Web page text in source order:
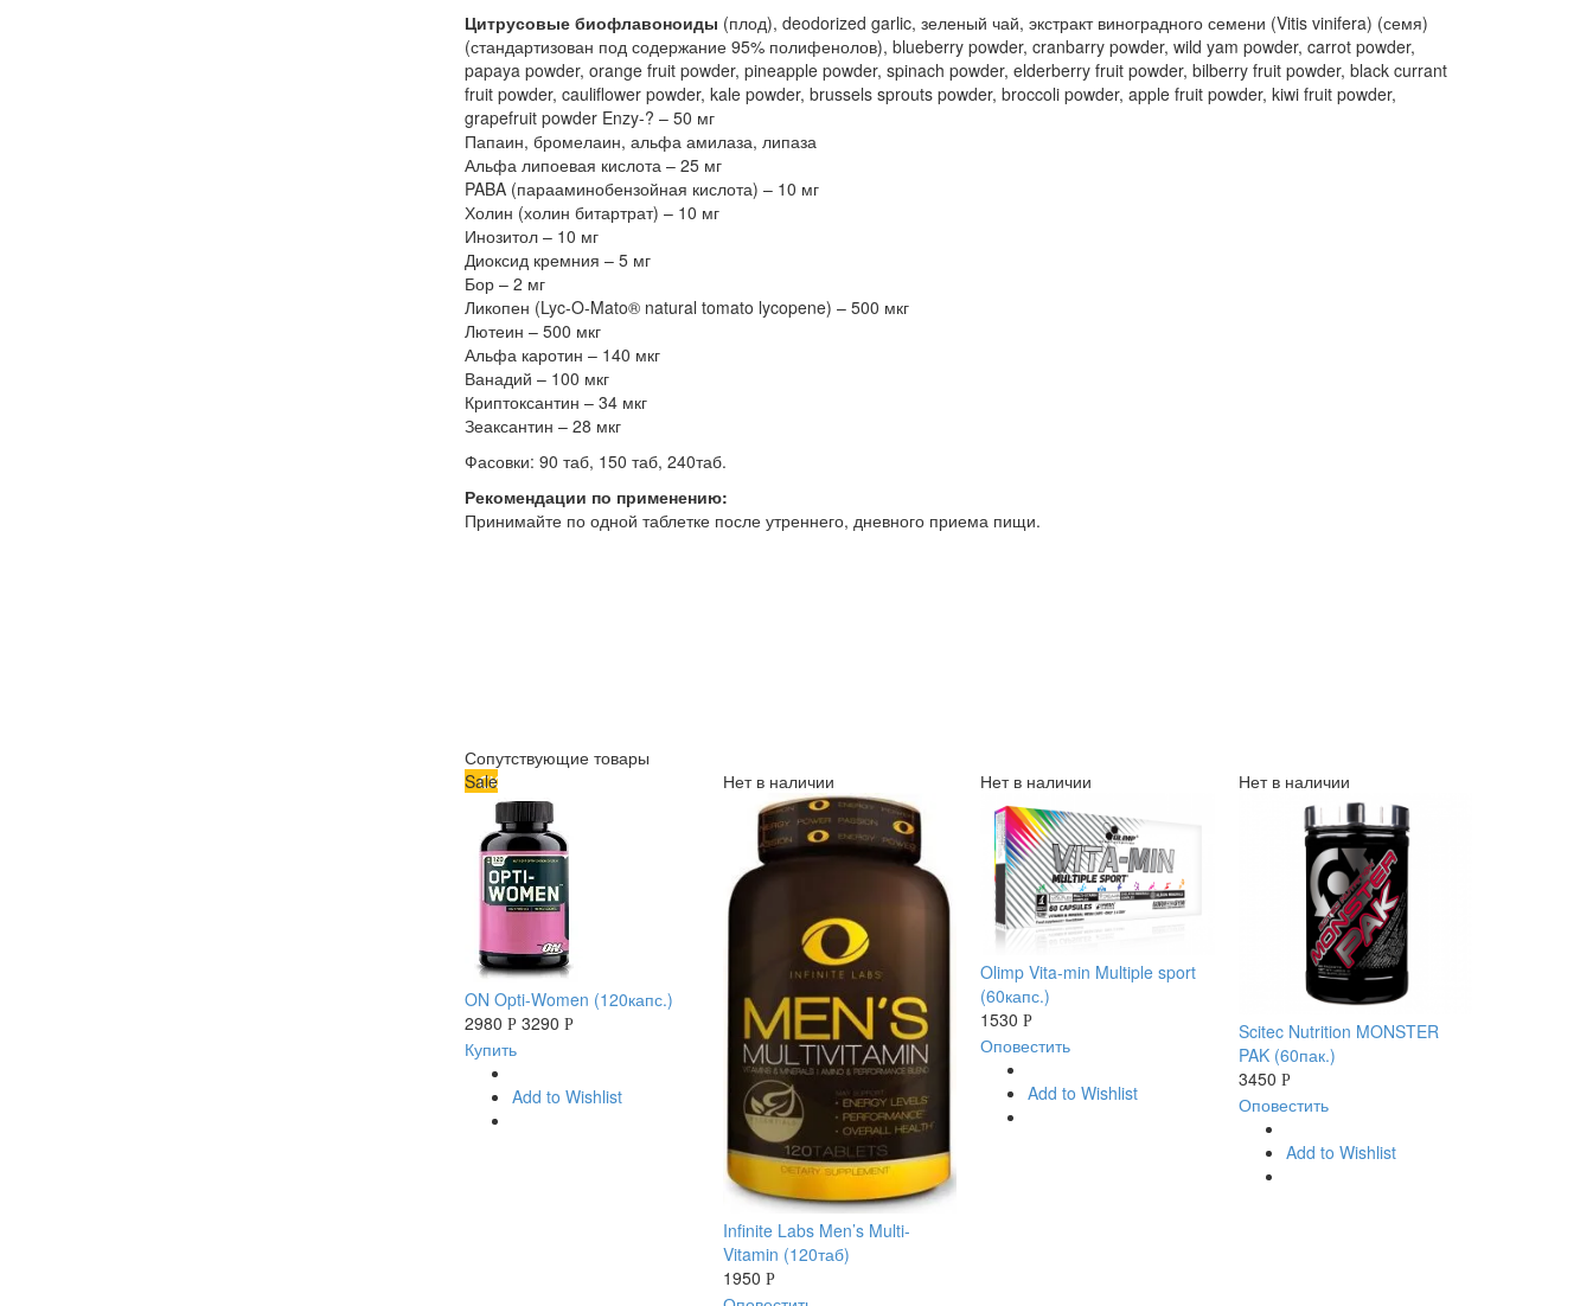
Цитрусовые биофлавоноиды (плод), deodorized garlic, зеленый чай, экстракт виноградного семени (Vitis vinifera) (семя)
(стандартизован под содержание 95% полифенолов), blueberry powder, cranbarry powder, wild yam powder, carrot powder,
papaya powder, orange fruit powder, pineapple powder, spinach powder, elderberry fruit powder, bilberry fruit powder, black currant
fruit powder, cauliflower powder, kale powder, brussels sprouts powder, broccoli powder, apple fruit powder, kiwi fruit powder,
grapefruit powder Enzy-? – 50 мг
Папаин, бромелаин, альфа амилаза, липаза
Альфа липоевая кислота – 25 мг
PABA (парааминобензойная кислота) – 10 мг
Холин (холин битартрат) – 10 мг
Инозитол – 10 мг
Диоксид кремния – 5 мг
Бор – 2 мг
Ликопен (Lyc-O-Mato® natural tomato lycopene) – 500 мкг
Лютеин – 500 мкг
Альфа каротин – 140 мкг
Ванадий – 100 мкг
Криптоксантин – 34 мкг
Зеаксантин – 28 мкг
Фасовки: 90 таб, 150 таб, 240таб.
Рекомендации по применению:
Принимайте по одной таблетке после утреннего, дневного приема пищи.
Сопутствующие товары
Sale
ON Opti-Women (120капс.)
2980 Р 3290 Р
Купить
Add to Wishlist
Нет в наличии
Infinite Labs Men’s Multi-
Vitamin (120таб)
1950 Р
Нет в наличии
Olimp Vita-min Multiple sport
(60капс.)
1530 Р
Оповестить
Add to Wishlist
Нет в наличии
Scitec Nutrition MONSTER
PAK (60пак.)
3450 Р
Оповестить
Add to Wishlist